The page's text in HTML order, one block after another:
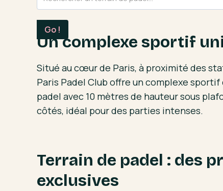
Un complexe sportif
Situé au cœur de Paris, à proximité des
Paris Padel Club offre un complexe
padel avec 10 mètres de hauteur sous
côtés, idéal pour des parties intenses.
Terrain de padel : des
exclusives